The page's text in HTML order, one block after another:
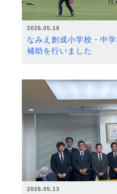
2026.05.19
なみえ創成小学校・中
補助を行いました
2026.05.13